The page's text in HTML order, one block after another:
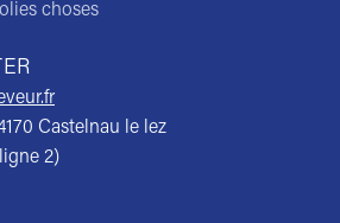
choses
Castelnau le lez
2)